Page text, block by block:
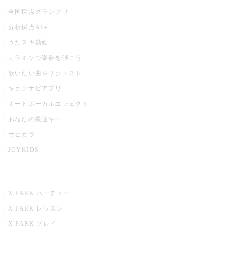
全国採点グランプリ
分析採点AI＋
うたスキ動画
カラオケで楽器を弾こう
歌いたい曲をリクエスト
キョクナビアプリ
オートボーカルエフェクト
あなたの最適キー
サビカラ
JOYKIDS
X PARK パーティー
X PARK レッスン
X PARK プレイ